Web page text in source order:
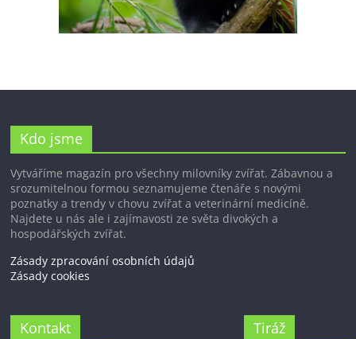
Kdo jsme
Vytváříme magazín pro všechny milovníky zvířat. Zábavnou a
srozumitelnou formou seznamujeme čtenáře s novými
poznatky a trendy v chovu zvířat a veterinární medicíně.
Najdete u nás ale i zajímavosti ze světa divokých a
hospodářských zvířat.
Zásady zpracování osobních údajů
Zásady cookies
Kontakt Tiráž